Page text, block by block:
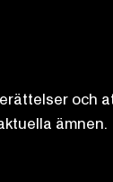
och
ämnen.